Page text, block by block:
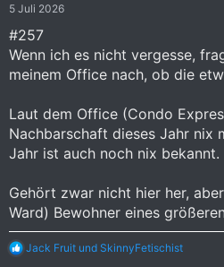
5 Juli 2026
#257
Wenn ich es nicht vergesse,
meinem Office nach, ob die
Laut dem Office (Condo
Nachbarschaft dieses Jahr nix
Jahr ist auch noch nix bekannt.
Gehört zwar nicht hier her,
Ward) Bewohner eines
R
Jack Fruit und SkinnyFetischist